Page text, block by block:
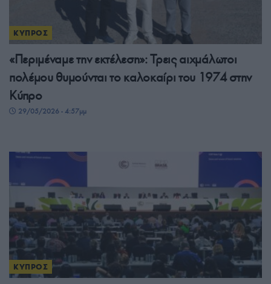
ΚΥΠΡΟΣ
«Περιμέναμε την εκτέλεση»: Τρεις αιχμάλωτοι
πολέμου θυμούνται το καλοκαίρι του 1974 στην
Κύπρο
29/05/2026 - 4:57μμ
ΚΥΠΡΟΣ